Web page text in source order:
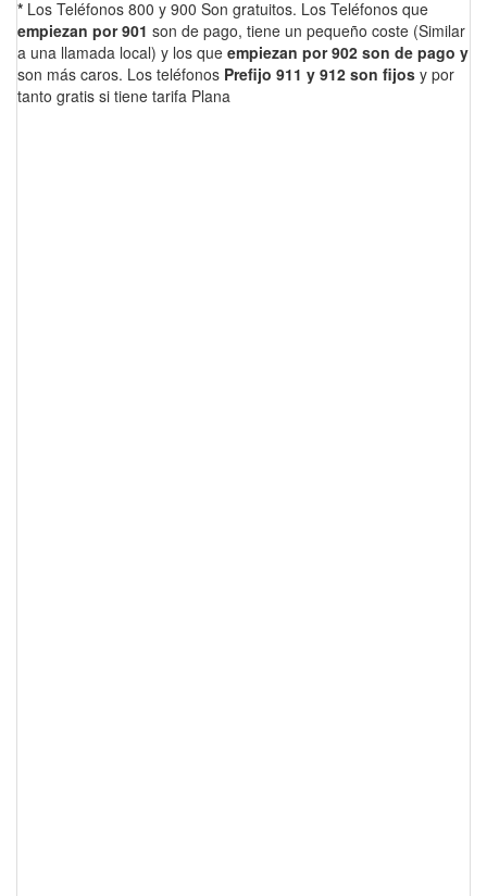
* Los Teléfonos 800 y 900 Son gratuitos. Los Teléfonos que
empiezan por 901 son de pago, tiene un pequeño coste (Similar
a una llamada local) y los que empiezan por 902 son de pago y
son más caros. Los teléfonos Prefijo 911 y 912 son fijos y por
tanto gratis si tiene tarifa Plana